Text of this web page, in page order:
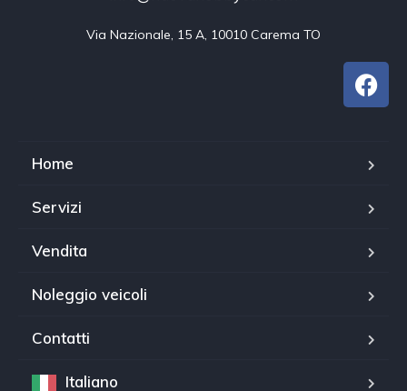
Via Nazionale, 15 A, 10010 Carema TO
Home
Servizi
Vendita
Noleggio veicoli
Contatti
Italiano